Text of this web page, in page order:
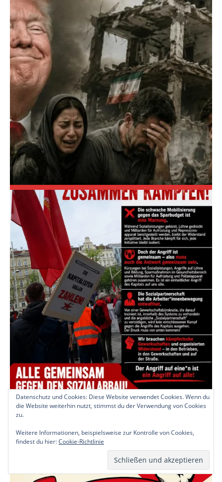
Datenschutz und Cookies: Diese Website verwendet Cookies. Wenn du
die Website weiterhin nutzt, stimmst du der Verwendung von Cookies
zu.
Weitere Informationen, beispielsweise zur Kontrolle von Cookies,
findest du hier:Cookie-Richtlinie